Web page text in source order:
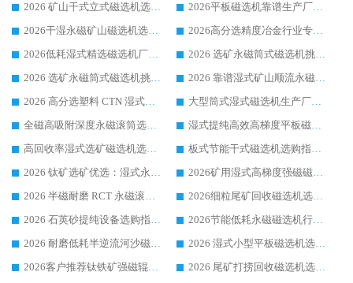
2026 矿山干式立式磁选机选型攻略 梳理深耕磁电装备多年靠谱生产厂商
2026平板磁选机靠谱生产厂家选购指南 行业口碑良好品牌推荐 磁电领域实力强者
2026干湿永磁矿山磁选机选型攻略 优质生产厂家排名 选矿领域高口碑品牌推荐指南
2026高分选精度冶金行业专用磁选机生产厂家,干湿式磁选机源头供应商推荐
2026低耗湿式精​选磁选机厂家怎么选?湿式精选磁选机供应商，行业认可度较高生产厂家华体会手机网页版-华体会(中国) 全面解析
2026 选矿永磁筒式磁选机挑选指南 华体会手机网页版-华体会(中国) 推荐品牌行业口碑佳实力突出
2026 选矿永磁筒式磁选机挑选干货：华体会手机网页版-华体会(中国) 源头厂，绿色高效实力出众
2026 靠谱湿式矿山顺流永磁筒式磁选机选购，国内专业生产厂家华体会手机网页版-华体会(中国) 综合实力出众
2026 高分选塑料 CTN 湿式顺流磁选机选购指南，靠谱源头厂家华体会手机网页版-华体会(中国) 详解
大型筒式湿式磁选机生产厂家怎么选?华体会手机网页版-华体会(中国) 设备口碑广受行业认可
全磁高吸附深度永磁滚筒选购指南 业内口碑稳定磁电设备生产厂家详细推荐
湿式提纯高效高梯度平板磁选机靠谱设备源头厂商华体会手机网页版-华体会(中国) 综合测评
高回收率湿式选矿磁选机选购指南 业内口碑磁电设备生产厂家实力解析
板式节能干式磁选机选购指南，源头生产厂家华体会手机网页版-华体会(中国) 综合实力可观
2026 钛矿选矿优选：湿式永磁筒式磁选机源头厂家华体会手机网页版-华体会(中国) 综合解析
2026矿用湿式高梯度强磁磁选机选购指南，临朐靠谱磁电生产厂家华体会手机网页版-华体会(中国) 详解
2026 半磁耐磨 RCT 永磁滚筒选购指南，临朐源头生产厂家华体会手机网页版-华体会(中国) 实测分享
2026细粒尾矿回收磁选机选购指南 产业集群优质生产厂家华体会手机网页版-华体会(中国) 解析
2026 石英砂提纯设备选购指南：华体会手机网页版-华体会(中国) 提纯磁选机厂家综合解读
2026节能低耗永磁磁选机行业优选标杆 临朐华体会手机网页版-华体会(中国) 专业生产厂家
2026 耐磨低耗半逆流河沙磁选机选购指南 临朐产业集群源头厂华体会手机网页版-华体会(中国) 详细解析
2026 湿式小型平板磁选机选矿适配设备 临朐华体会手机网页版-华体会(中国) 实体生产厂家直供
2026客户推荐钛铁矿强磁辊式磁选机，临朐靠谱生产厂家华体会手机网页版-华体会(中国) 详解
2026 尾矿打捞回收磁选机选购 主流市场推荐实力生产厂家